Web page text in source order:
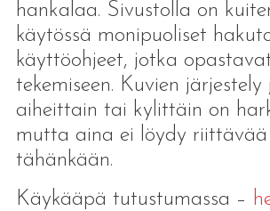
hankalaa. Sivustolla on
käytössä monipuoliset
käyttöohjeet, jotka
tekemiseen. Kuvien järjestely
aiheittain tai kylittäin on
mutta aina ei löydy
tähänkään.
Käykääpä tutustumassa –